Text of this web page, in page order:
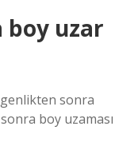
boy uzar
sonra
boy uzaması